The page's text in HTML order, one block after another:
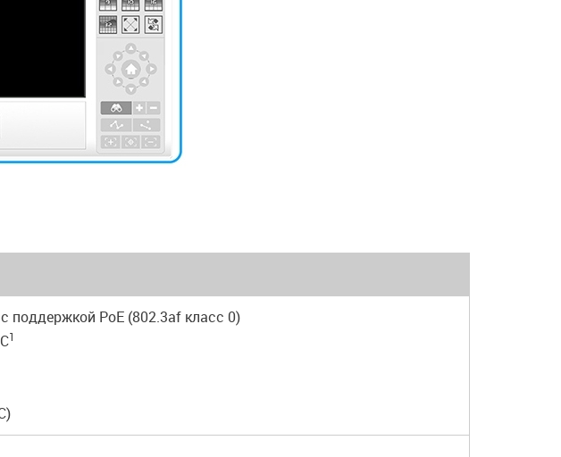
поддержкой РоЕ (802.3af класс 0)
1